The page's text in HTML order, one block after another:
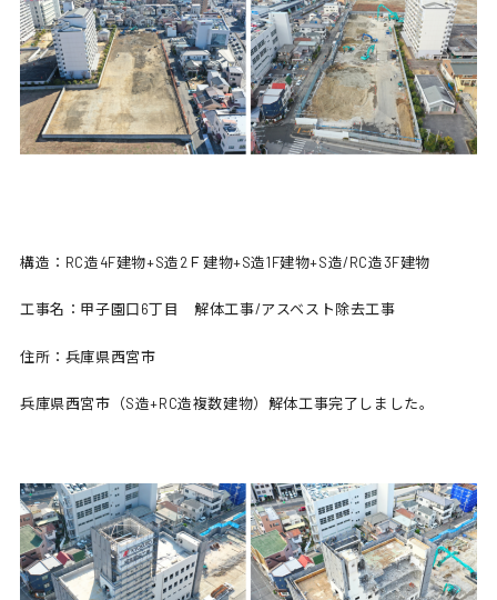
構造：RC造4F建物+S造2Ｆ建物+S造1F建物+S造/RC造3F建物
工事名：甲子園口6丁目 解体工事/アスベスト除去工事
住所：兵庫県西宮市
兵庫県西宮市（S造+RC造複数建物）解体工事完了しました。